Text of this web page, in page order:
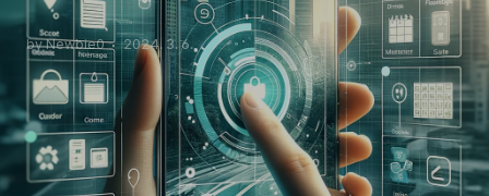
by Newbie0 2024. 3. 6.